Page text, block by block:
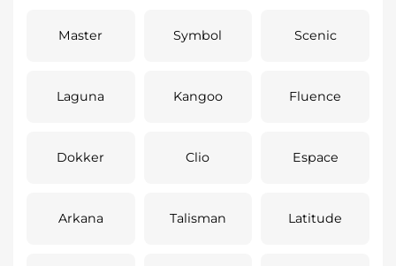
Master Symbol Scenic
Laguna Kangoo Fluence
Dokker Clio Espace
Arkana Talisman Latitude